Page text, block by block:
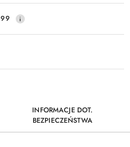
INFORMACJE DOT.
BEZPIECZEŃSTWA